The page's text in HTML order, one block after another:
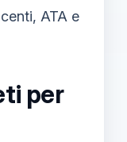
ATA e
per